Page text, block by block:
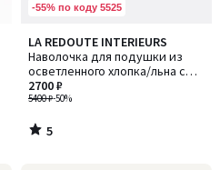
-55% по коду 5525
LA REDOUTE INTERIEURS
Наволочка для подушки из
осветленного хлопка/льна с
вышивкой, Ravenel / Ревенел
5400 ₽-50%
2700 ₽
5
/
5
5
/